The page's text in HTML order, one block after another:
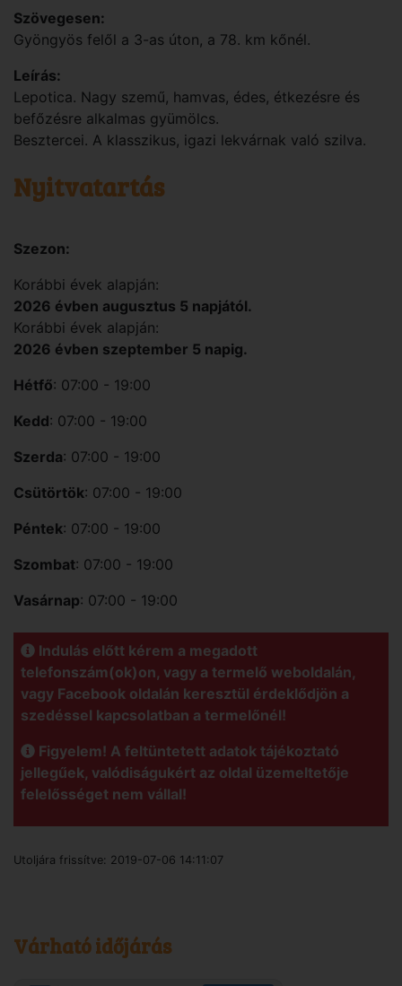
Szövegesen:
Gyöngyös felől a 3-as úton, a 78. km kőnél.
Leírás:
Lepotica. Nagy szemű, hamvas, édes, étkezésre és
befőzésre alkalmas gyümölcs.
Besztercei. A klasszikus, igazi lekvárnak való szilva.
Nyitvatartás
Szezon:
Korábbi évek alapján:
2026 évben augusztus 5 napjától.
Korábbi évek alapján:
2026 évben szeptember 5 napig.
Hétfő: 07:00 - 19:00
Kedd: 07:00 - 19:00
Szerda: 07:00 - 19:00
Csütörtök: 07:00 - 19:00
Péntek: 07:00 - 19:00
Szombat: 07:00 - 19:00
Vasárnap: 07:00 - 19:00
Indulás előtt kérem a megadott
telefonszám(ok)on, vagy a termelő weboldalán,
vagy Facebook oldalán keresztül érdeklődjön a
szedéssel kapcsolatban a termelőnél!
Figyelem! A feltüntetett adatok tájékoztató
jellegűek, valódiságukért az oldal üzemeltetője
felelősséget nem vállal!
Utoljára frissítve: 2019-07-06 14:11:07
Várható időjárás